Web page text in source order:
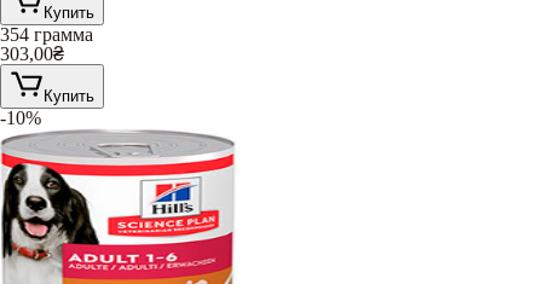
Купить
354 грамма
303,00₴
Купить
-10%